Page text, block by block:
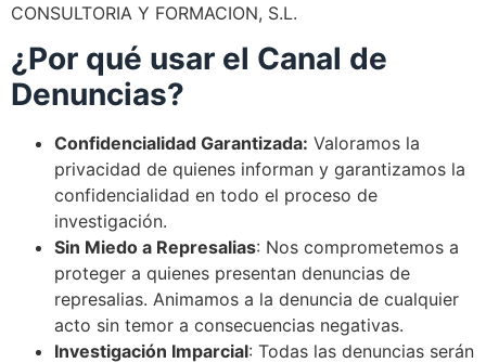
CONSULTORIA Y FORMACION, S.L.
¿Por qué usar el Canal de
Denuncias?
Confidencialidad Garantizada: Valoramos la
privacidad de quienes informan y garantizamos la
confidencialidad en todo el proceso de
investigación.
Sin Miedo a Represalias: Nos comprometemos a
proteger a quienes presentan denuncias de
represalias. Animamos a la denuncia de cualquier
acto sin temor a consecuencias negativas.
Investigación Imparcial: Todas las denuncias serán